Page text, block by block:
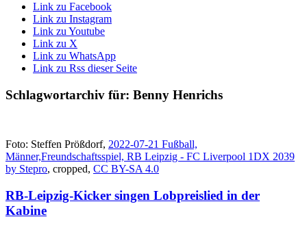
Link zu Facebook
Link zu Instagram
Link zu Youtube
Link zu X
Link zu WhatsApp
Link zu Rss dieser Seite
Schlagwortarchiv für: Benny Henrichs
Foto: Steffen Prößdorf, 2022-07-21 Fußball,
Männer,Freundschaftsspiel, RB Leipzig - FC Liverpool 1DX 2039
by Stepro, cropped, CC BY-SA 4.0
RB-Leipzig-Kicker singen Lobpreislied in der
Kabine